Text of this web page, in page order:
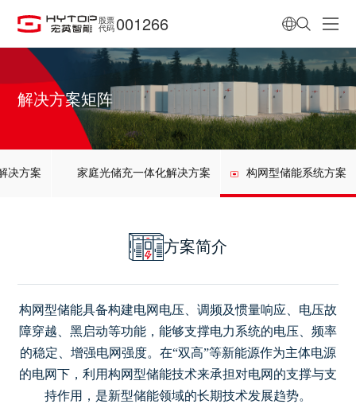
股票
代码 001266
解决方案矩阵
决方案 家庭光储充一体化解决方案 构网型储能系统方案
方案简介
构网型储能具备构建电网电压、调频及惯量响应、电压故
障穿越、黑启动等功能，能够支撑电力系统的电压、频率
的稳定、增强电网强度。 在“双高”等新能源作为主体电源
的电网下，利用构网型储能技术来承担对电网的支撑与支
持作用，是新型储能领域的长期技术发展趋势。